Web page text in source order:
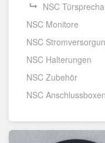
NSC
NSC Monitore
NSC
NSC Halterungen
NSC Zubehör
NSC Anschlussboxen